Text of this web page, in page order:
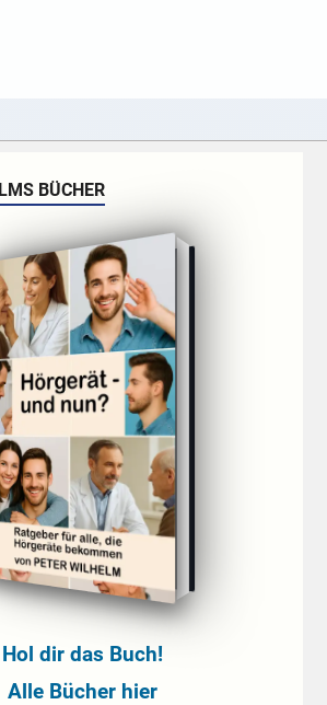
BÜCHER
Hol dir das Buch!
Alle Bücher hier